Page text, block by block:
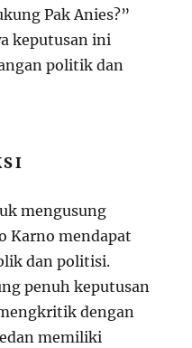
Pak Anies?”
keputusan ini
politik dan
mengusung
Karno mendapat
dan politisi.
penuh keputusan
dengan
memiliki